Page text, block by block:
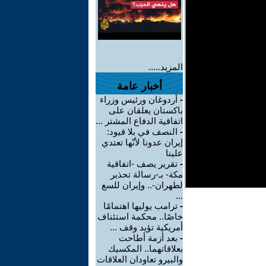
المزيد.....
أخبار عامة
- أردوغان ورئيس وزراء
باكستان يعلقان على
اتفاقية الدفاع المشتر ...
- النصف في بلا قيود:
إيران عدونا لأنّها تعتدي
علينا
- تقرير يصف -اتفاقية
مكة- بـ-رسالة تحذير
لطهران-.. وإيران للسع
...
- ترامب يوليها اهتمامًا
خاصًا.. محكمة استئناف
أمريكية تؤيد وقف ...
- بعد أزمة أطاحت
بعلاقاتهما.. المكسيك
والبيرو تعاودان العلاقات